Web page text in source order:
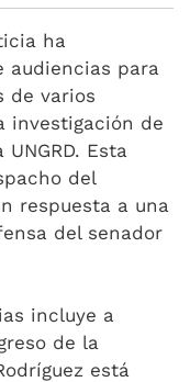
ha
audiencias para
de varios
investigación de
Esta
del
respuesta a una
del senador
incluye a
de la
está